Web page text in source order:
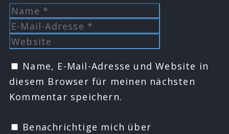
Name
Name, E-Mail-Adresse und Website in
diesem Browser für meinen nächsten
Kommentar speichern.
Benachrichtige mich über